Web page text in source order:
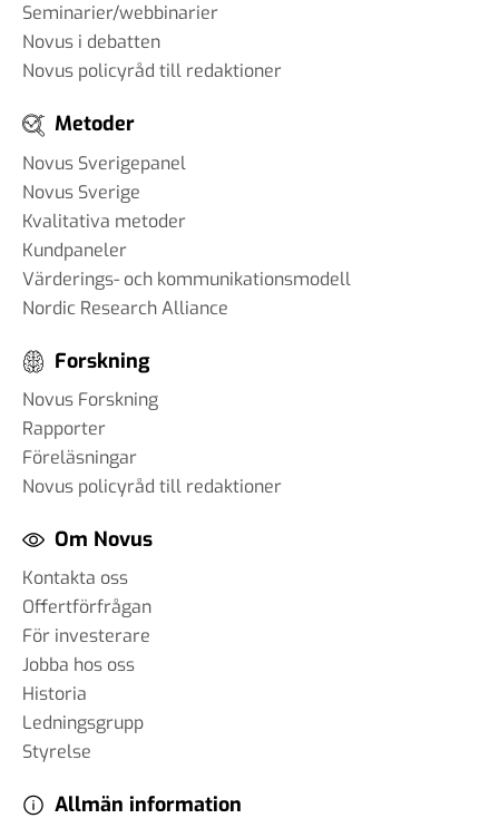
Seminarier/webbinarier
Novus i debatten
Novus policyråd till redaktioner
Metoder
Novus Sverigepanel
Novus Sverige
Kvalitativa metoder
Kundpaneler
Värderings- och kommunikationsmodell
Nordic Research Alliance
Forskning
Novus Forskning
Rapporter
Föreläsningar
Novus policyråd till redaktioner
Om Novus
Kontakta oss
Offertförfrågan
För investerare
Jobba hos oss
Historia
Ledningsgrupp
Styrelse
Allmän information